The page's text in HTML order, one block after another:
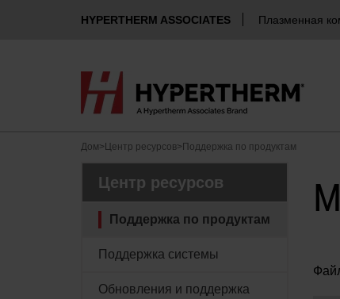
HYPERTHERM ASSOCIATES Плазменная
Дом> Центр ресурсов> Поддержка по продуктам
Центр ресурсов
Поддержка по продуктам
Поддержка системы
Обновления и поддержка